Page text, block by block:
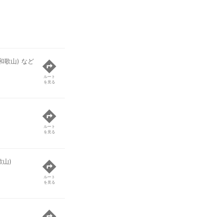
歌山) など
ルート
を見る
ルート
を見る
山)
ルート
を見る